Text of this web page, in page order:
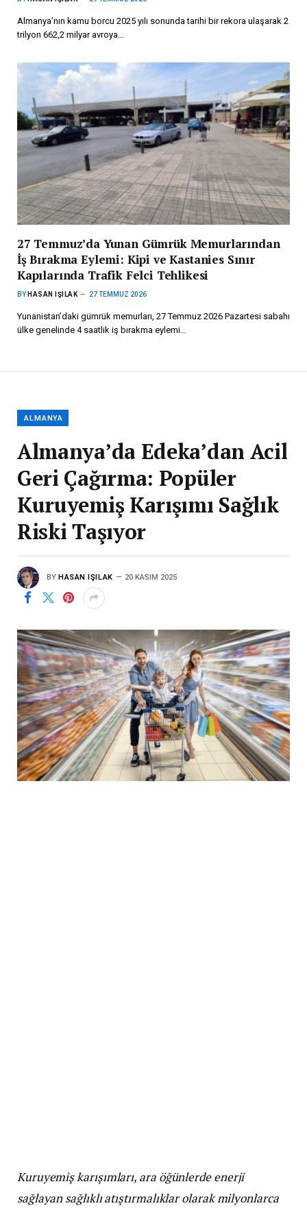
Almanya’nın kamu borcu 2025 yılı sonunda tarihi bir rekora ulaşarak 2
trilyon 662,2 milyar avroya…
27 Temmuz’da Yunan Gümrük Memurlarından
İş Bırakma Eylemi: Kipi ve Kastanies Sınır
Kapılarında Trafik Felci Tehlikesi
BY HASAN IŞILAK 27 TEMMUZ 2026
Yunanistan’daki gümrük memurları, 27 Temmuz 2026 Pazartesi sabahı
ülke genelinde 4 saatlik iş bırakma eylemi…
ALMANYA
Almanya’da Edeka’dan Acil
Geri Çağırma: Popüler
Kuruyemiş Karışımı Sağlık
Riski Taşıyor
BY HASAN IŞILAK 20 KASIM 2025
Kuruyemiş karışımları, ara öğünlerde enerji
sağlayan sağlıklı atıştırmalıklar olarak milyonlarca